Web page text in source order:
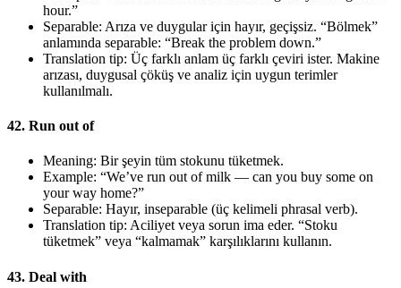
hour.”
Separable: Arıza ve duygular için hayır, geçişsiz. “Bölmek”
anlamında separable: “Break the problem down.”
Translation tip: Üç farklı anlam üç farklı çeviri ister. Makine
arızası, duygusal çöküş ve analiz için uygun terimler
kullanılmalı.
42. Run out of
Meaning: Bir şeyin tüm stokunu tüketmek.
Example: “We’ve run out of milk — can you buy some on
your way home?”
Separable: Hayır, inseparable (üç kelimeli phrasal verb).
Translation tip: Aciliyet veya sorun ima eder. “Stoku
tüketmek” veya “kalmamak” karşılıklarını kullanın.
43. Deal with